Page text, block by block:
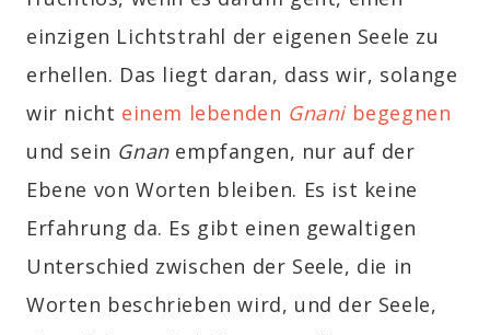
einzigen Lichtstrahl der eigenen Seele zu
erhellen. Das liegt daran, dass wir, solange
wir nicht einem lebenden Gnanibegegnen
und sein Gnanempfangen, nur auf der
Ebene von Worten bleiben. Es ist keine
Erfahrung da. Es gibt einen gewaltigen
Unterschied zwischen der Seele, die in
Worten beschrieben wird, und der Seele,